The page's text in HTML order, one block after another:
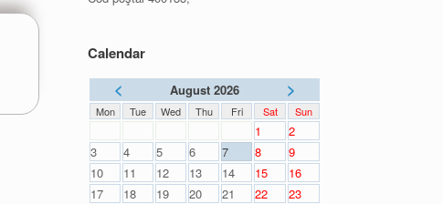
Calendar
< August 2026 >
Mon Tue Wed Thu Fri Sat Sun
1
2
3
4 5 6 7 8
9
10
11 12 13 14 15
16
17
18 19 20 21 22
23